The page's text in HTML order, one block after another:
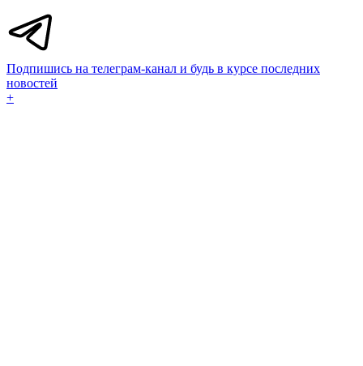
Подпишись на телеграм-канал и будь в курсе последних
новостей
+